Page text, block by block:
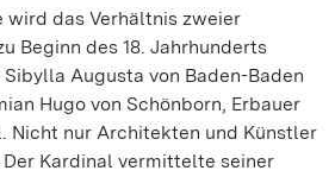
wird das Verhältnis zweier
Beginn des 18. Jahrhunderts
Augusta von Baden-Baden
Hugo von Schönborn, Erbauer
Nicht nur Architekten und Künstler
Kardinal vermittelte seiner